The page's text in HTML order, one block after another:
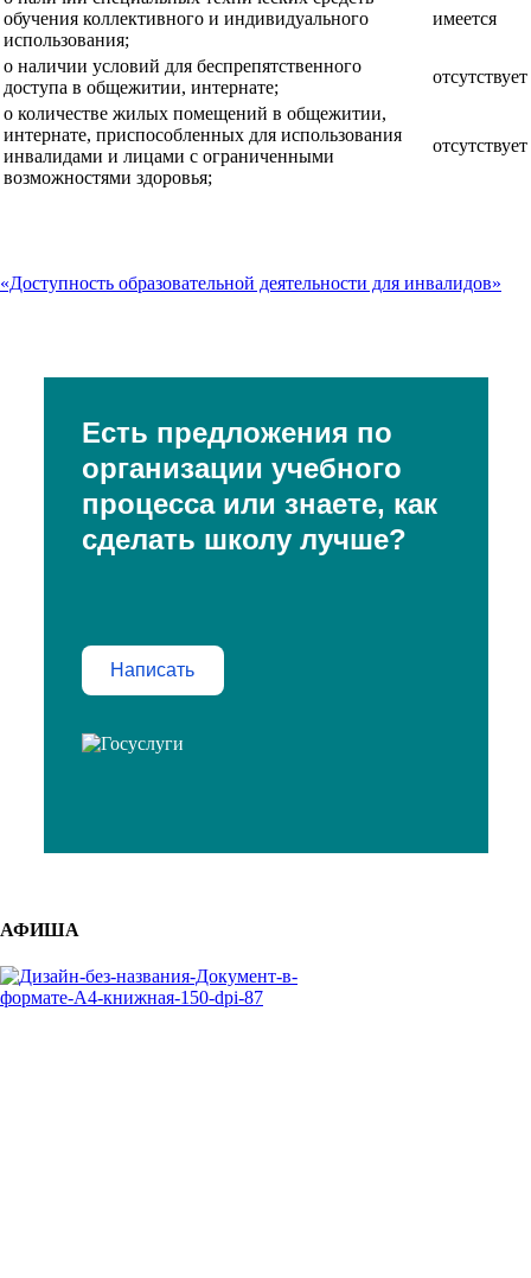
обучения коллективного и индивидуального
использования;
имеется
о наличии условий для беспрепятственного
доступа в общежитии, интернате;
отсутствует
о количестве жилых помещений в общежитии,
интернате, приспособленных для использования
инвалидами и лицами с ограниченными
возможностями здоровья;
отсутствует
«Доступность образовательной деятельности для инвалидов»
Есть предложения по
организации учебного
процесса или знаете, как
сделать школу лучше?
Написать
АФИША